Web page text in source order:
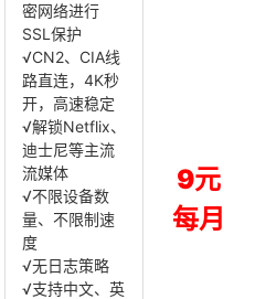
密网络进行
SSL保护
√CN2、CIA线
路直连，4K秒
开，高速稳定
√解锁Netflix、
迪士尼等主流
流媒体
√不限设备数
量、不限制速
度
√无日志策略
√支持中文、英
9元
每月